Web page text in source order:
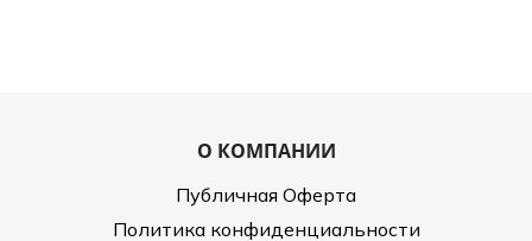
О КОМПАНИИ
Публичная Оферта
Политика конфиденциальности